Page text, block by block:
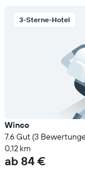
3-Sterne-Hotel
Winco
7.6 Gut (3
0,12 km
ab 84 €